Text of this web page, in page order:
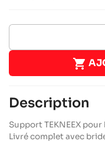

Description
Support TEKNEEX pour
Livré complet avec